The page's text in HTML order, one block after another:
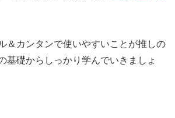
＆カンタンで使いやすいことが推しの
基礎からしっかり学んでいきましょ